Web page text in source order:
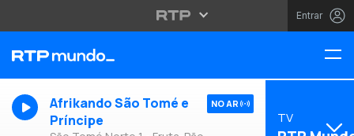
Entrar
Afrikando São Tomé e
Príncipe
NO AR
TV